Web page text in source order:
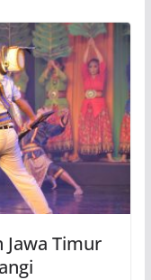
Jawa Timur